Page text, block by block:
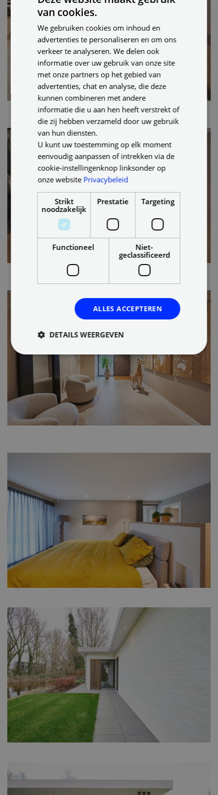
van cookies.
We gebruiken cookies om inhoud en
advertenties te personaliseren en om ons
verkeer te analyseren. We delen ook
informatie over uw gebruik van onze site
met onze partners op het gebied van
advertenties, chat en analyse, die deze
kunnen combineren met andere
informatie die u aan hen heeft verstrekt of
die zij hebben verzameld door uw gebruik
van hun diensten.
U kunt uw toestemming op elk moment
eenvoudig aanpassen of intrekken via de
cookie-instellingenknop linksonder op
onze website Privacybeleid
Strikt
noodzakelijk
Prestatie Targeting
Functioneel
Niet-
geclassificeerd
ALLES ACCEPTEREN
DETAILS WEERGEVEN